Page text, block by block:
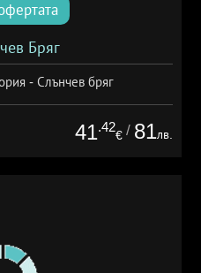
Бряг
- Слънчев бряг
41.42
€ / 81лв.